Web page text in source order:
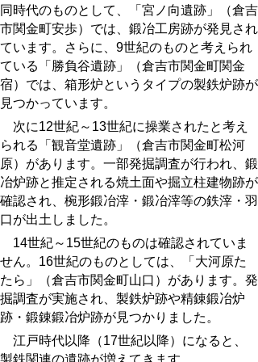
同時代のものとして、「宮ノ向遺跡」（倉吉
市関金町安歩）では、鍛冶工房跡が発見され
ています。さらに、9世紀のものと考えられ
ている「勝負谷遺跡」（倉吉市関金町関金
宿）では、箱形炉というタイプの製鉄炉跡が
見つかっています。
次に12世紀～13世紀に操業されたと考え
られる「観音堂遺跡」（倉吉市関金町松河
原）があります。一部発掘調査が行われ、鍛
冶炉跡と推定される焼土面や掘立柱建物跡が
確認され、椀形鍛冶滓・鍛冶滓等の鉄滓・羽
口が出土しました。
14世紀～15世紀のものは確認されていま
せん。16世紀のものとしては、「大河原た
たら」（倉吉市関金町山口）があります。発
掘調査が実施され、製鉄炉跡や精錬鍛冶炉
跡・鍛錬鍛冶炉跡が見つかりました。
江戸時代以降（17世紀以降）になると、